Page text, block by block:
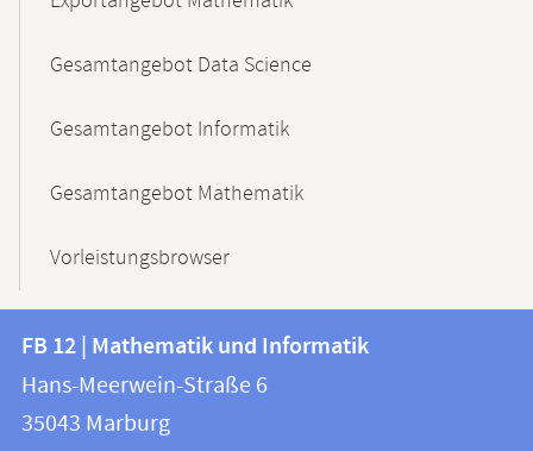
Gesamtangebot Data Science
Gesamtangebot Informatik
Gesamtangebot Mathematik
Vorleistungsbrowser
Kontakt
und
Informationen
FB
12
|
FB 12 | Mathematik und Informatik
Hans-Meerwein-Straße 6
35043 Marburg